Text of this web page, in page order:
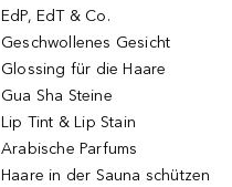
EdP, EdT & Co.
Geschwollenes Gesicht
Glossing für die Haare
Gua Sha Steine
Lip Tint & Lip Stain
Arabische Parfums
Haare in der Sauna schützen